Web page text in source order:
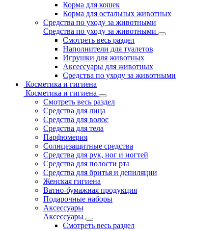
Корма для кошек
Корма для остальных животных
Средства по уходу за животными
Средства по уходу за животными
Смотреть весь раздел
Наполнители для туалетов
Игрушки для животных
Аксессуары для животных
Средства по уходу за животными
Косметика и гигиена
Косметика и гигиена
Смотреть весь раздел
Средства для лица
Средства для волос
Средства для тела
Парфюмерия
Солнцезащитные средства
Средства для рук, ног и ногтей
Средства для полости рта
Средства для бритья и депиляции
Женская гигиена
Ватно-бумажная продукция
Подарочные наборы
Аксессуары
Аксессуары
Смотреть весь раздел